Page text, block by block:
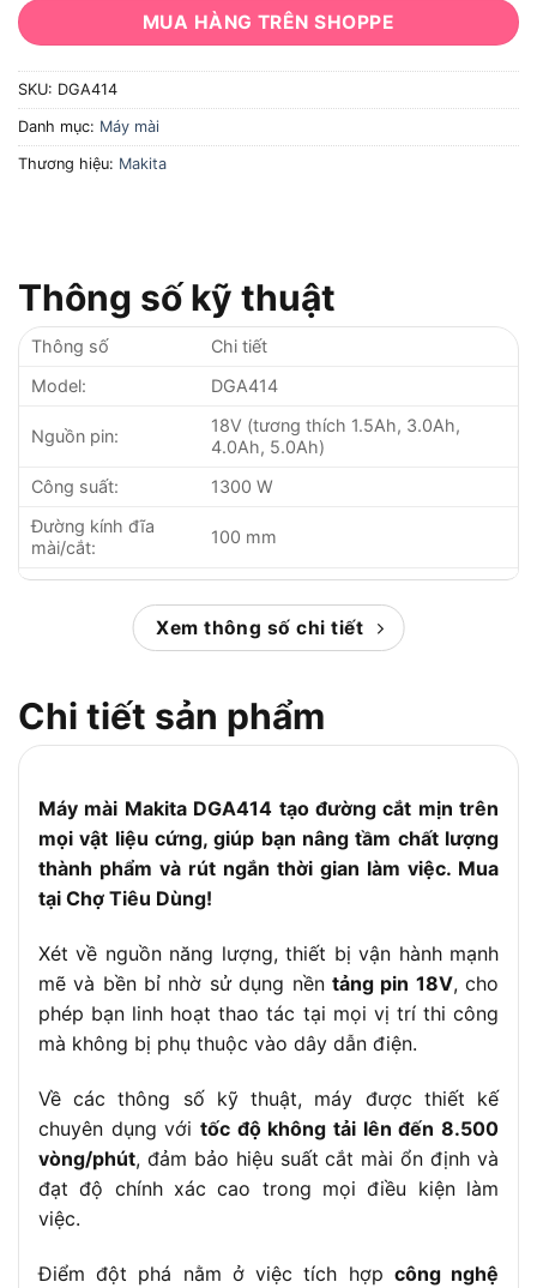
MUA HÀNG TRÊN SHOPPE
SKU: DGA414
Danh mục: Máy mài
Thương hiệu: Makita
Thông số kỹ thuật
Thông số
Chi tiết
Model:
DGA414
Nguồn pin:
18V (tương thích 1.5Ah, 3.0Ah,
4.0Ah, 5.0Ah)
Công suất:
1300 W
Đường kính đĩa
mài/cắt:
100 mm
Tốc độ không tải:
3000 – 8500 vòng/phút
368 x 117 x 147 mm
Động cơ:
Không chổi than (BL Motor)
Xuất xứ:
Trung Quốc
Xem thông số chi tiết
Chi tiết sản phẩm
Máy mài Makita DGA414 tạo đường cắt mịn trên
mọi vật liệu cứng, giúp bạn nâng tầm chất lượng
thành phẩm và rút ngắn thời gian làm việc. Mua
tại Chợ Tiêu Dùng!
Xét về nguồn năng lượng, thiết bị vận hành mạnh
mẽ và bền bỉ nhờ sử dụng nền tảng pin 18V, cho
phép bạn linh hoạt thao tác tại mọi vị trí thi công
mà không bị phụ thuộc vào dây dẫn điện.
Về các thông số kỹ thuật, máy được thiết kế
chuyên dụng với tốc độ không tải lên đến 8.500
vòng/phút, đảm bảo hiệu suất cắt mài ổn định và
đạt độ chính xác cao trong mọi điều kiện làm
việc.
Điểm đột phá nằm ở việc tích hợp công nghệ